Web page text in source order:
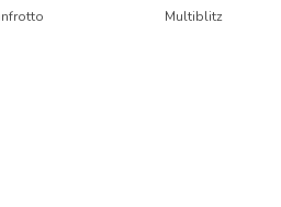
Multiblitz